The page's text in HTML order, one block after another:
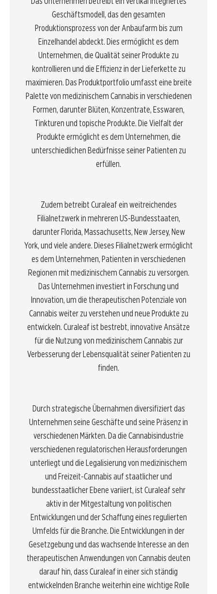
Geschäftsmodell, das den gesamten
Produktionsprozess von der Anbaufarm bis zum
Einzelhandel abdeckt. Dies ermöglicht es dem
Unternehmen, die Qualität seiner Produkte zu
kontrollieren und die Effizienz in der Lieferkette zu
maximieren. Das Produktportfolio umfasst eine breite
Palette von medizinischem Cannabis in verschiedenen
Formen, darunter Blüten, Konzentrate, Esswaren,
Tinkturen und topische Produkte. Die Vielfalt der
Produkte ermöglicht es dem Unternehmen, die
unterschiedlichen Bedürfnisse seiner Patienten zu
erfüllen.
Zudem betreibt Curaleaf ein weitreichendes
Filialnetzwerk in mehreren US-Bundesstaaten,
darunter Florida, Massachusetts, New Jersey, New
York, und viele andere. Dieses Filialnetzwerk ermöglicht
es dem Unternehmen, Patienten in verschiedenen
Regionen mit medizinischem Cannabis zu versorgen.
Das Unternehmen investiert in Forschung und
Innovation, um die therapeutischen Potenziale von
Cannabis weiter zu verstehen und neue Produkte zu
entwickeln. Curaleaf ist bestrebt, innovative Ansätze
für die Nutzung von medizinischem Cannabis zur
Verbesserung der Lebensqualität seiner Patienten zu
finden.
Durch strategische Übernahmen diversifiziert das
Unternehmen seine Geschäfte und seine Präsenz in
verschiedenen Märkten. Da die Cannabisindustrie
verschiedenen regulatorischen Herausforderungen
unterliegt und die Legalisierung von medizinischem
und Freizeit-Cannabis auf staatlicher und
bundesstaatlicher Ebene variiert, ist Curaleaf sehr
aktiv in der Mitgestaltung von politischen
Entwicklungen und der Schaffung eines regulierten
Umfelds für die Branche. Die Entwicklungen in der
Gesetzgebung und das wachsende Interesse an den
therapeutischen Anwendungen von Cannabis deuten
darauf hin, dass Curaleaf in einer sich ständig
entwickelnden Branche weiterhin eine wichtige Rolle